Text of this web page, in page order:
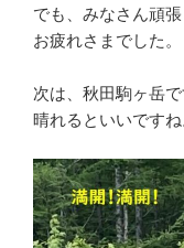
でも、みなさん頑張
お疲れさまでした。
次は、秋田駒ヶ岳で
晴れるといいです